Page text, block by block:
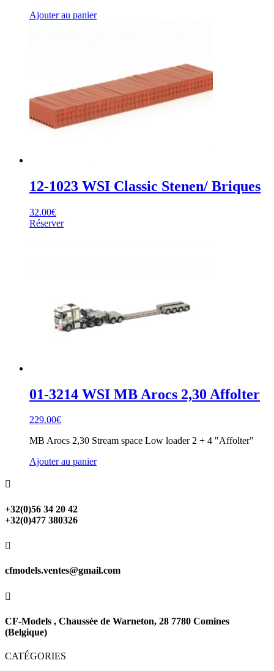
Ajouter au panier
12-1023 WSI Classic Stenen/ Briques
32.00€
Réserver
01-3214 WSI MB Arocs 2,30 Affolter
229.00€
MB Arocs 2,30 Stream space Low loader 2 + 4 "Affolter"
Ajouter au panier

+32(0)56 34 20 42
+32(0)477 380326

cfmodels.ventes@gmail.com

CF-Models , Chaussée de Warneton, 28 7780 Comines
(Belgique)
CATÉGORIES